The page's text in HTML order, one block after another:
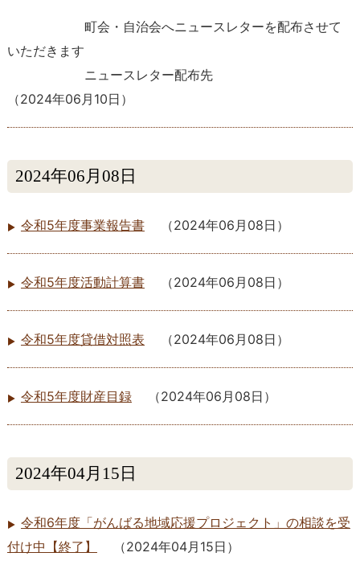
町会・自治会へニュースレターを配布させて
いただきます
ニュースレター配布先
（2024年06月10日 ）
2024年06月08日
令和5年度事業報告書 （2024年06月08日 ）
令和5年度活動計算書 （2024年06月08日 ）
令和5年度貸借対照表 （2024年06月08日 ）
令和5年度財産目録 （2024年06月08日 ）
2024年04月15日
令和6年度「がんばる地域応援プロジェクト」の相談を受
付け中【終了】
（2024年04月15日 ）